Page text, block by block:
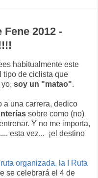
2012 -
habitualmente este
tipo de ciclista que
soy un "matao".
a una carrera, dedico
sobre como (no)
Y no me importa,
esta vez... ¡el destino
organizada, la I Ruta
se celebrará el 4 de